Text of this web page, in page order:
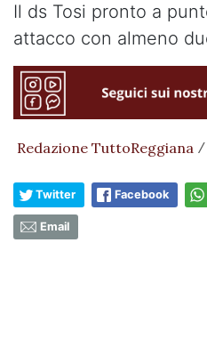
Il ds Tosi pronto a
attacco con almeno
Redazione TuttoReggiana /
Twitter Facebook
Email